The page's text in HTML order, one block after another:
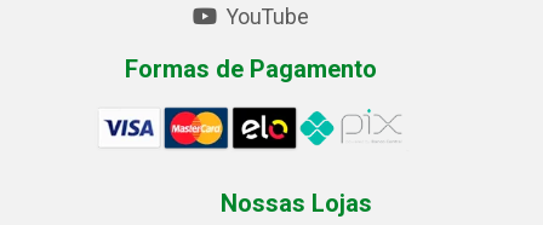
YouTube
Formas de Pagamento
Nossas Lojas